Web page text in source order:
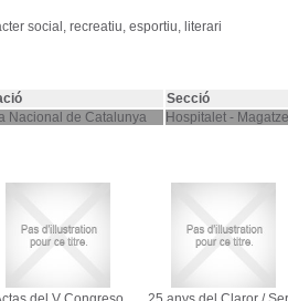
social, recreatiu, esportiu, literari
Secció
Nacional de Catalunya Hospitalet -